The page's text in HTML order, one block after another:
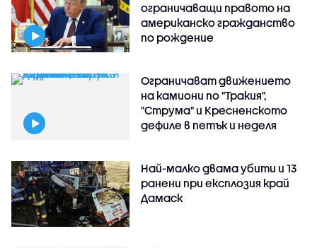
ограничаващи правото на
американско гражданство
по рождение
Ограничават движението
на камиони по "Тракия",
"Струма" и Кресненското
дефиле в петък и неделя
Най-малко двама убити и 13
ранени при експлозия край
Дамаск